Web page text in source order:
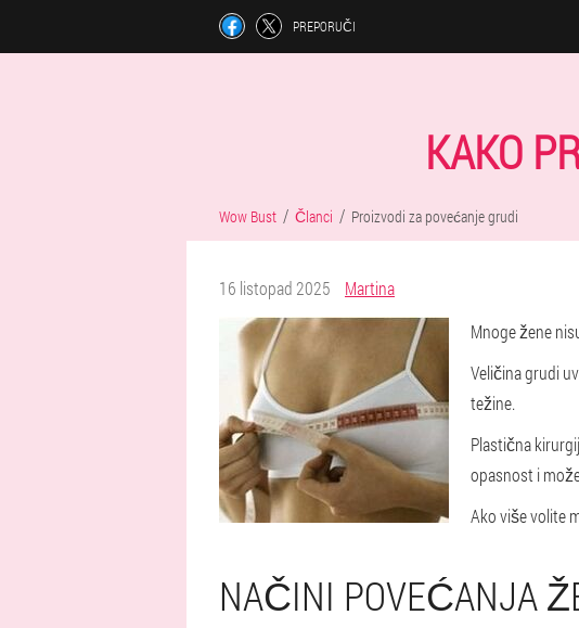
PREPORUČI
KAKO
Wow Bust Članci Proizvodi za povećanje grudi
16 listopad 2025
Martina
Mnoge žene
Veličina grudi
težine.
Plastična
opasnost i
Ako više volite
NAČINI POVEĆANJA